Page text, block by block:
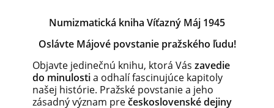
Numizmatická kniha Víťazný Máj 1945
Oslávte Májové povstanie pražského ľudu!
Objavte jedinečnú knihu, ktorá Vás zavedie
do minulostia odhalí fascinujúce kapitoly
našej histórie. Pražské povstanie a jeho
zásadný význam prečeskoslovenské dejiny